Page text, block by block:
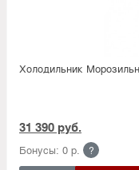
Холодильник
31 390 руб.
Бонусы: 0 р. ?